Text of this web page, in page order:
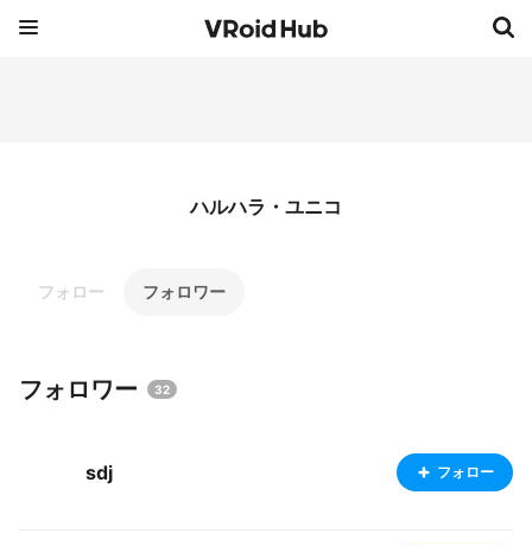
ハルハラ・ユニコ
フォロー フォロワー
フォロワー 32
sdj フォロー